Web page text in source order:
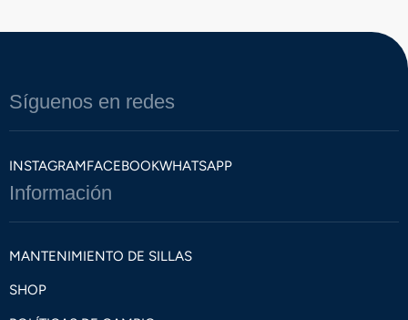
Síguenos en redes
INSTAGRAMFACEBOOKWHATSAPP
Información
MANTENIMIENTO DE SILLAS
SHOP